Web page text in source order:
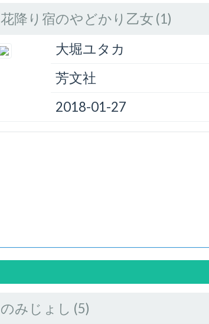
花降り宿のやどかり乙女 (1)
大堀ユタカ
芳文社
2018-01-27
のみじょし (5)